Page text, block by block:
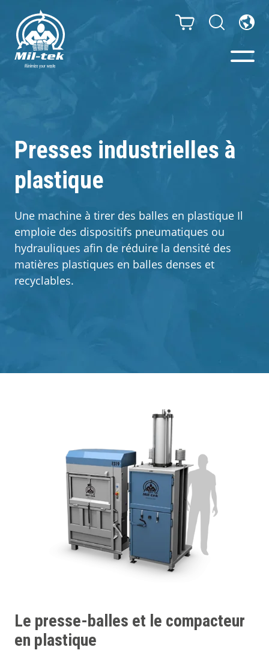
Presses à Balles et
Matériaux
Cas clients
Presses industrielles à
plastique
Une machine à tirer des balles en plastique Il
emploie des dispositifs pneumatiques ou
hydrauliques afin de réduire la densité des
matières plastiques en balles denses et
recyclables.
Le presse-balles et le compacteur
en plastique